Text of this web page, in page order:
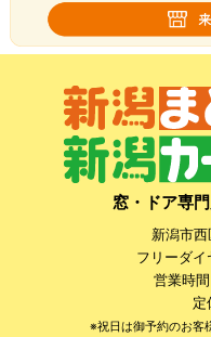
窓・ドア専
新潟市
フリーダイ
営業時
定
※祝日は御予約のお客